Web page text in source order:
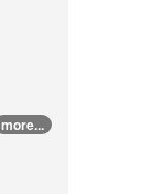
more...